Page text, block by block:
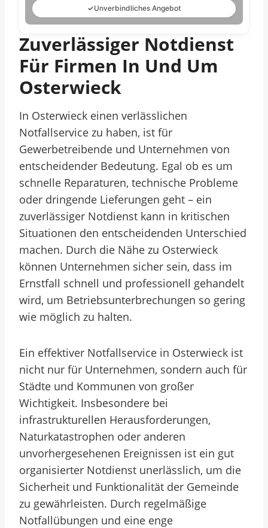
✓Unverbindliches Angebot
Zuverlässiger Notdienst
Für Firmen In Und Um
Osterwieck
In Osterwieck einen verlässlichen
Notfallservice zu haben, ist für
Gewerbetreibende und Unternehmen von
entscheidender Bedeutung. Egal ob es um
schnelle Reparaturen, technische Probleme
oder dringende Lieferungen geht – ein
zuverlässiger Notdienst kann in kritischen
Situationen den entscheidenden Unterschied
machen. Durch die Nähe zu Osterwieck
können Unternehmen sicher sein, dass im
Ernstfall schnell und professionell gehandelt
wird, um Betriebsunterbrechungen so gering
wie möglich zu halten.
Ein effektiver Notfallservice in Osterwieck ist
nicht nur für Unternehmen, sondern auch für
Städte und Kommunen von großer
Wichtigkeit. Insbesondere bei
infrastrukturellen Herausforderungen,
Naturkatastrophen oder anderen
unvorhergesehenen Ereignissen ist ein gut
organisierter Notdienst unerlässlich, um die
Sicherheit und Funktionalität der Gemeinde
zu gewährleisten. Durch regelmäßige
Notfallübungen und eine enge